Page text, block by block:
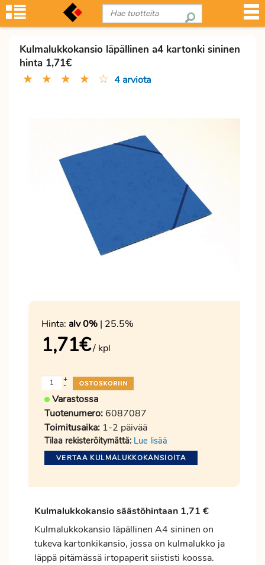
Kulmalukkokansio läpällinen a4 kartonki sininen
hinta 1,71€
★ ★ ★ ★ ☆ 4 arviota
Hinta: alv 0% | 25.5%
1,71€/ kpl
-
+
Varastossa
Tuotenumero: 6087087
Toimitusaika: 1-2 päivää
Tilaa rekisteröitymättä: Lue lisää
VERTAA KULMALUKKOKANSIOITA
Kulmalukkokansio säästöhintaan 1,71 €
Kulmalukkokansio läpällinen A4 sininen on
tukeva kartonkikansio, jossa on kulmalukko ja
läppä pitämässä irtopaperit siististi koossa.